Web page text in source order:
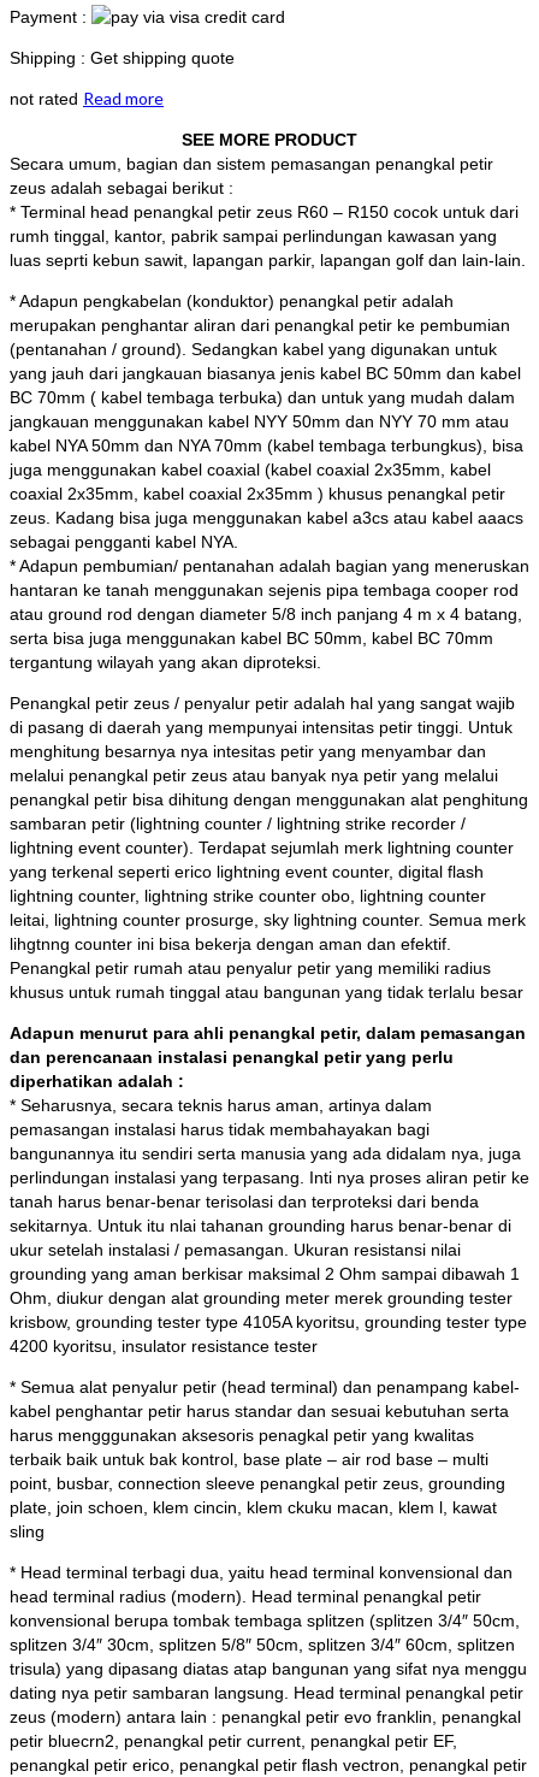
Payment :
Shipping : Get shipping quote
not rated Read more
SEE MORE PRODUCT
Secara umum, bagian dan sistem pemasangan penangkal petir
zeus adalah sebagai berikut :
* Terminal head penangkal petir zeus R60 – R150 cocok untuk dari
rumh tinggal, kantor, pabrik sampai perlindungan kawasan yang
luas seprti kebun sawit, lapangan parkir, lapangan golf dan lain-lain.
* Adapun pengkabelan (konduktor) penangkal petir adalah
merupakan penghantar aliran dari penangkal petir ke pembumian
(pentanahan / ground). Sedangkan kabel yang digunakan untuk
yang jauh dari jangkauan biasanya jenis kabel BC 50mm dan kabel
BC 70mm ( kabel tembaga terbuka) dan untuk yang mudah dalam
jangkauan menggunakan kabel NYY 50mm dan NYY 70 mm atau
kabel NYA 50mm dan NYA 70mm (kabel tembaga terbungkus), bisa
juga menggunakan kabel coaxial (kabel coaxial 2x35mm, kabel
coaxial 2x35mm, kabel coaxial 2x35mm ) khusus penangkal petir
zeus. Kadang bisa juga menggunakan kabel a3cs atau kabel aaacs
sebagai pengganti kabel NYA.
* Adapun pembumian/ pentanahan adalah bagian yang meneruskan
hantaran ke tanah menggunakan sejenis pipa tembaga cooper rod
atau ground rod dengan diameter 5/8 inch panjang 4 m x 4 batang,
serta bisa juga menggunakan kabel BC 50mm, kabel BC 70mm
tergantung wilayah yang akan diproteksi.
Penangkal petir zeus / penyalur petir adalah hal yang sangat wajib
di pasang di daerah yang mempunyai intensitas petir tinggi. Untuk
menghitung besarnya nya intesitas petir yang menyambar dan
melalui penangkal petir zeus atau banyak nya petir yang melalui
penangkal petir bisa dihitung dengan menggunakan alat penghitung
sambaran petir (lightning counter / lightning strike recorder /
lightning event counter). Terdapat sejumlah merk lightning counter
yang terkenal seperti erico lightning event counter, digital flash
lightning counter, lightning strike counter obo, lightning counter
leitai, lightning counter prosurge, sky lightning counter. Semua merk
lihgtnng counter ini bisa bekerja dengan aman dan efektif.
Penangkal petir rumah atau penyalur petir yang memiliki radius
khusus untuk rumah tinggal atau bangunan yang tidak terlalu besar
Adapun menurut para ahli penangkal petir, dalam pemasangan
dan perencanaan instalasi penangkal petir yang perlu
diperhatikan adalah :
* Seharusnya, secara teknis harus aman, artinya dalam
pemasangan instalasi harus tidak membahayakan bagi
bangunannya itu sendiri serta manusia yang ada didalam nya, juga
perlindungan instalasi yang terpasang. Inti nya proses aliran petir ke
tanah harus benar-benar terisolasi dan terproteksi dari benda
sekitarnya. Untuk itu nlai tahanan grounding harus benar-benar di
ukur setelah instalasi / pemasangan. Ukuran resistansi nilai
grounding yang aman berkisar maksimal 2 Ohm sampai dibawah 1
Ohm, diukur dengan alat grounding meter merek grounding tester
krisbow, grounding tester type 4105A kyoritsu, grounding tester type
4200 kyoritsu, insulator resistance tester
* Semua alat penyalur petir (head terminal) dan penampang kabel-
kabel penghantar petir harus standar dan sesuai kebutuhan serta
harus mengggunakan aksesoris penagkal petir yang kwalitas
terbaik baik untuk bak kontrol, base plate – air rod base – multi
point, busbar, connection sleeve penangkal petir zeus, grounding
plate, join schoen, klem cincin, klem ckuku macan, klem l, kawat
sling
* Head terminal terbagi dua, yaitu head terminal konvensional dan
head terminal radius (modern). Head terminal penangkal petir
konvensional berupa tombak tembaga splitzen (splitzen 3/4″ 50cm,
splitzen 3/4″ 30cm, splitzen 5/8″ 50cm, splitzen 3/4″ 60cm, splitzen
trisula) yang dipasang diatas atap bangunan yang sifat nya menggu
dating nya petir sambaran langsung. Head terminal penangkal petir
zeus (modern) antara lain : penangkal petir evo franklin, penangkal
petir bluecrn2, penangkal petir current, penangkal petir EF,
penangkal petir erico, penangkal petir flash vectron, penangkal petir